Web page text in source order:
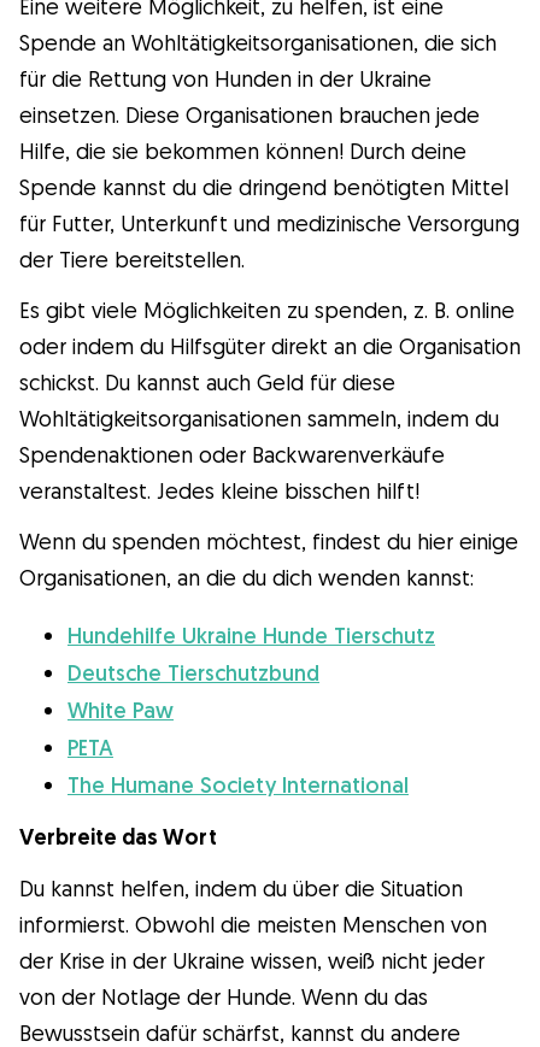
Eine weitere Möglichkeit, zu helfen, ist eine
Spende an Wohltätigkeitsorganisationen, die sich
für die Rettung von Hunden in der Ukraine
einsetzen. Diese Organisationen brauchen jede
Hilfe, die sie bekommen können! Durch deine
Spende kannst du die dringend benötigten Mittel
für Futter, Unterkunft und medizinische Versorgung
der Tiere bereitstellen.
Es gibt viele Möglichkeiten zu spenden, z. B. online
oder indem du Hilfsgüter direkt an die Organisation
schickst. Du kannst auch Geld für diese
Wohltätigkeitsorganisationen sammeln, indem du
Spendenaktionen oder Backwarenverkäufe
veranstaltest. Jedes kleine bisschen hilft!
Wenn du spenden möchtest, findest du hier einige
Organisationen, an die du dich wenden kannst:
Hundehilfe Ukraine Hunde Tierschutz
Deutsche Tierschutzbund
White Paw
PETA
The Humane Society International
Verbreite das Wort
Du kannst helfen, indem du über die Situation
informierst. Obwohl die meisten Menschen von
der Krise in der Ukraine wissen, weiß nicht jeder
von der Notlage der Hunde. Wenn du das
Bewusstsein dafür schärfst, kannst du andere